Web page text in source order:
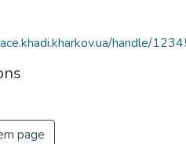
handle/
page